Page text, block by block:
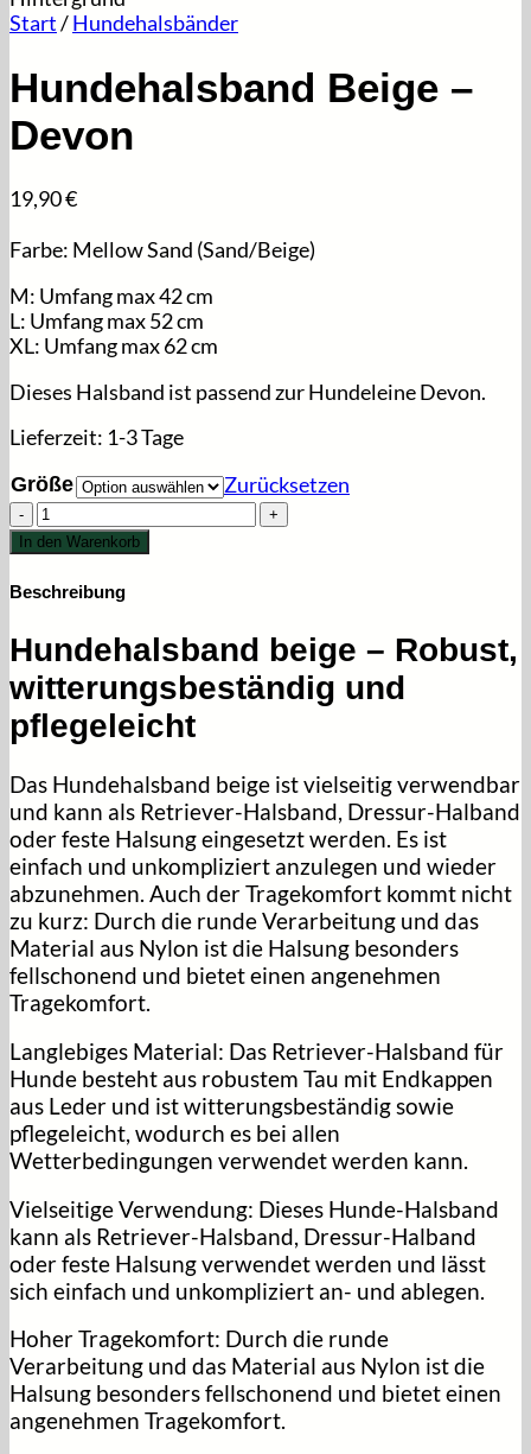
Start/Hundehalsbänder
Hundehalsband Beige –
Devon
19,90€
Farbe: Mellow Sand (Sand/Beige)
M: Umfang max 42 cm
L: Umfang max 52 cm
XL: Umfang max 62 cm
Dieses Halsband ist passend zur Hundeleine Devon.
Lieferzeit: 1-3 Tage
Größe
Zurücksetzen
Hundehalsband
Beige
-
Devon
In den Warenkorb
Beschreibung
Hundehalsband beige – Robust,
witterungsbeständig und
pflegeleicht
Das Hundehalsband beige ist vielseitig verwendbar
und kann als Retriever-Halsband, Dressur-Halband
oder feste Halsung eingesetzt werden. Es ist
einfach und unkompliziert anzulegen und wieder
abzunehmen. Auch der Tragekomfort kommt nicht
zu kurz: Durch die runde Verarbeitung und das
Material aus Nylon ist die Halsung besonders
fellschonend und bietet einen angenehmen
Tragekomfort.
Langlebiges Material: Das Retriever-Halsband für
Hunde besteht aus robustem Tau mit Endkappen
aus Leder und ist witterungsbeständig sowie
pflegeleicht, wodurch es bei allen
Wetterbedingungen verwendet werden kann.
Vielseitige Verwendung: Dieses Hunde-Halsband
kann als Retriever-Halsband, Dressur-Halband
oder feste Halsung verwendet werden und lässt
sich einfach und unkompliziert an- und ablegen.
Hoher Tragekomfort: Durch die runde
Verarbeitung und das Material aus Nylon ist die
Halsung besonders fellschonend und bietet einen
angenehmen Tragekomfort.